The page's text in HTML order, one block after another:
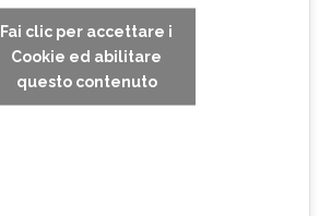
Fai clic per accettare i
Cookie ed abilitare
questo contenuto